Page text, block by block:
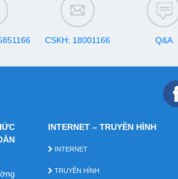
CSKH: 18001166 Q&A
INTERNET – TRUYỀN HÌNH
INTERNET
TRUYỀN HÌNH